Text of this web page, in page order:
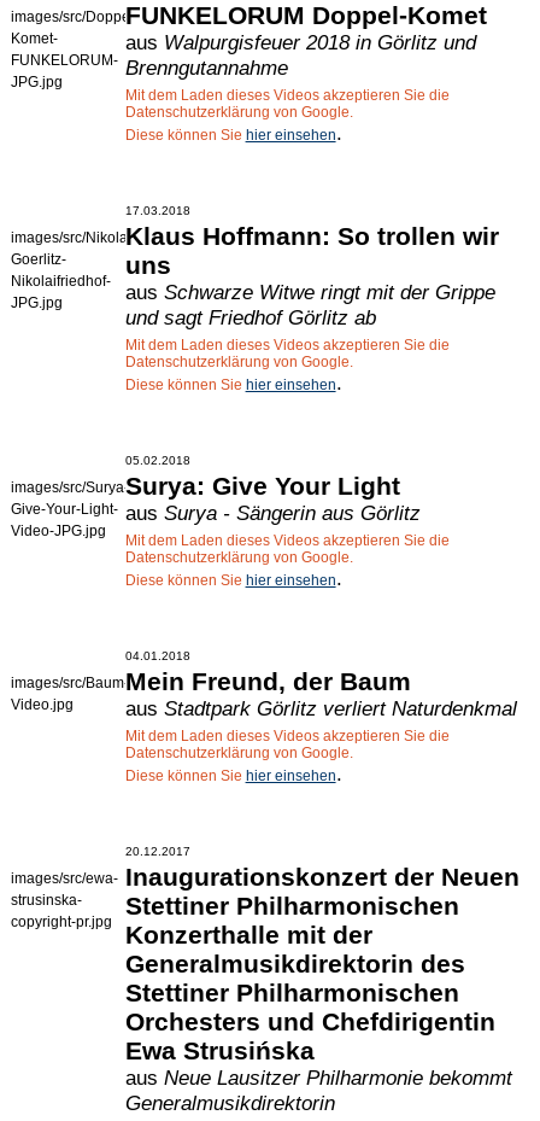
images/src/Doppel-
Komet-
FUNKELORUM-
JPG.jpg
FUNKELORUM Doppel-Komet
aus Walpurgisfeuer 2018 in Görlitz und
Brenngutannahme
Mit dem Laden dieses Videos akzeptieren Sie die
Datenschutzerklärung von Google.
Diese können Sie hier einsehen.
images/src/Nikolaikiche-
Goerlitz-
Nikolaifriedhof-
JPG.jpg
17.03.2018
Klaus Hoffmann: So trollen wir
uns
aus Schwarze Witwe ringt mit der Grippe
und sagt Friedhof Görlitz ab
Mit dem Laden dieses Videos akzeptieren Sie die
Datenschutzerklärung von Google.
Diese können Sie hier einsehen.
images/src/Surya-
Give-Your-Light-
Video-JPG.jpg
05.02.2018
Surya: Give Your Light
aus Surya - Sängerin aus Görlitz
Mit dem Laden dieses Videos akzeptieren Sie die
Datenschutzerklärung von Google.
Diese können Sie hier einsehen.
images/src/Baum-
Video.jpg
04.01.2018
Mein Freund, der Baum
aus Stadtpark Görlitz verliert Naturdenkmal
Mit dem Laden dieses Videos akzeptieren Sie die
Datenschutzerklärung von Google.
Diese können Sie hier einsehen.
images/src/ewa-
strusinska-
copyright-pr.jpg
20.12.2017
Inaugurationskonzert der Neuen
Stettiner Philharmonischen
Konzerthalle mit der
Generalmusikdirektorin des
Stettiner Philharmonischen
Orchesters und Chefdirigentin
Ewa Strusińska
aus Neue Lausitzer Philharmonie bekommt
Generalmusikdirektorin